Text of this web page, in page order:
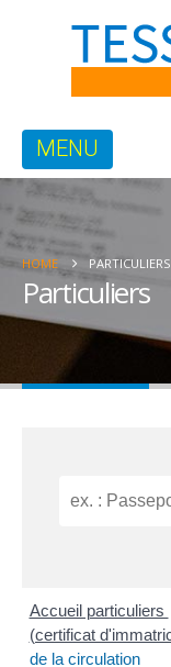
HOME PARTICULIERS
Particuliers
Accueil particuliers
(certificat
de la circulation